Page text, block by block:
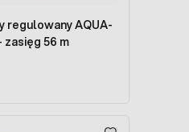
regulowany AQUA-
zasięg 56 m